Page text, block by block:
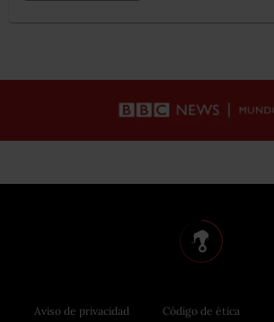
Aviso de privacidad Código de ética